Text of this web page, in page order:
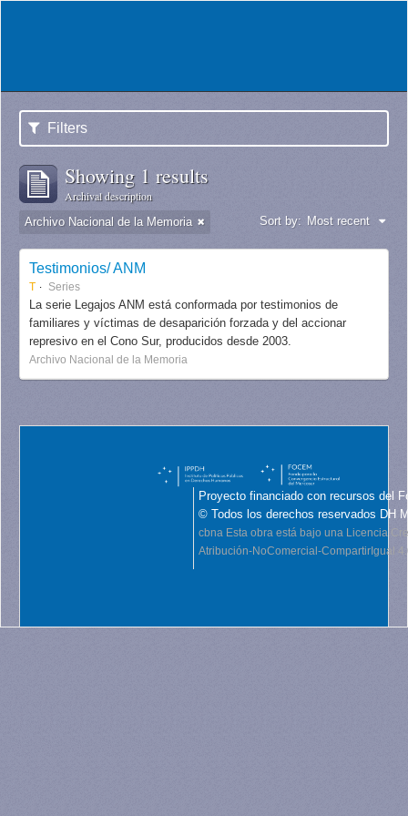
Filters
Showing 1 results
Archival description
Archivo Nacional de la Memoria Sort by: Most recent
Testimonios/ ANM
T Series
La serie Legajos ANM está conformada por testimonios de
familiares y víctimas de desaparición forzada y del accionar
represivo en el Cono Sur, producidos desde 2003.
Archivo Nacional de la Memoria
Proyecto financiado con recursos del
© Todos los derechos reservados DH
cbna Esta obra está bajo una Licencia
Atribución-NoComercial-CompartirIgual